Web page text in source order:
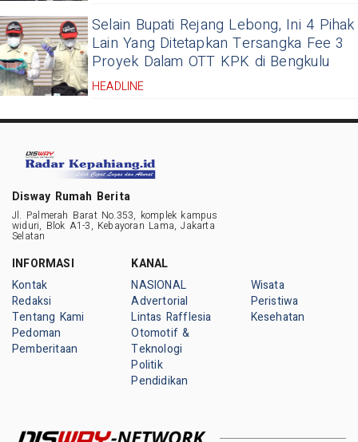
Selain Bupati Rejang Lebong, Ini 4 Pihak
Lain Yang Ditetapkan Tersangka Fee 3
Proyek Dalam OTT KPK di Bengkulu
HEADLINE
Disway Rumah Berita
Jl. Palmerah Barat No.353, komplek kampus
widuri, Blok A1-3, Kebayoran Lama, Jakarta
Selatan
INFORMASI
Kontak
Redaksi
Tentang Kami
Pedoman
Pemberitaan
KANAL
NASIONAL
Advertorial
Lintas Rafflesia
Otomotif &
Teknologi
Politik
Pendidikan
Wisata
Peristiwa
Kesehatan